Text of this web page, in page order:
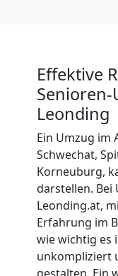
Effektive
Leonding
Ein Umzug im
Schwechat,
Korneuburg,
darstellen.
Leonding.at,
Erfahrung im
wie wichtig es
unkompliziert
Leonding
Umzug
für
Senioren